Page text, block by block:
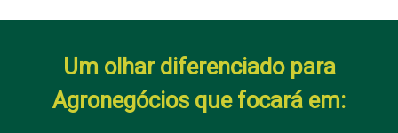
Um olhar diferenciado para
Agronegócios que focará em: